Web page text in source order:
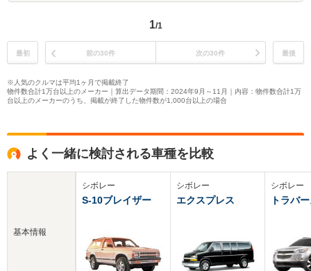
1/1
最初 前の30件 次の30件 最後
※人気のクルマは平均1ヶ月で掲載終了
物件数合計1万台以上のメーカー｜算出データ期間：2024年9月～11月｜内容：物件数合計1万
台以上のメーカーのうち、掲載が終了した物件数が1,000台以上の場合
よく一緒に検討される車種を比較
基本情報
シボレー
S-10ブレイザー
シボレー
エクスプレス
シボレー
トラバ